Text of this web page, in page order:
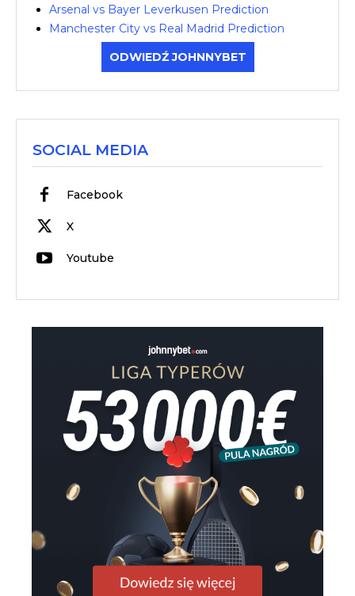
Arsenal vs Bayer Leverkusen Prediction
Manchester City vs Real Madrid Prediction
ODWIEDŹ JOHNNYBET
SOCIAL MEDIA
Facebook
X
Youtube